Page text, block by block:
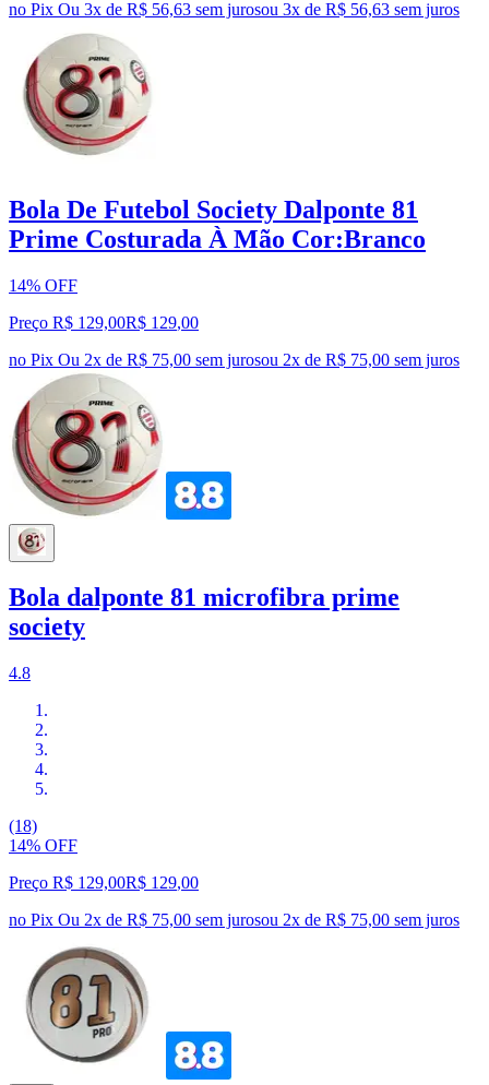
no Pix Ou 3x de R$ 56,63 sem jurosou 3x de R$ 56,63 sem juros
Bola De Futebol Society Dalponte 81
Prime Costurada À Mão Cor:Branco
14% OFF
Preço R$ 129,00R$ 129,00
no Pix Ou 2x de R$ 75,00 sem jurosou 2x de R$ 75,00 sem juros
Bola dalponte 81 microfibra prime
society
4.8
(18)
14% OFF
Preço R$ 129,00R$ 129,00
no Pix Ou 2x de R$ 75,00 sem jurosou 2x de R$ 75,00 sem juros